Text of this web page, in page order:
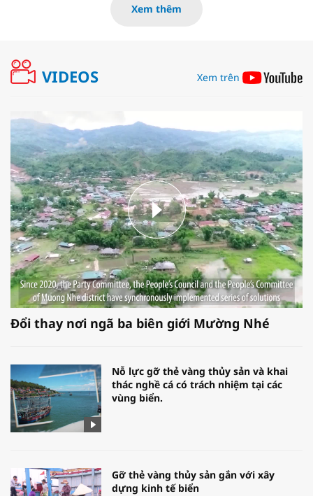
Xem thêm
VIDEOS Xem trên
Đổi thay nơi ngã ba biên giới Mường Nhé
Nỗ lực gỡ thẻ vàng thủy sản và khai
thác nghề cá có trách nhiệm tại các
vùng biển.
Gỡ thẻ vàng thủy sản gắn với xây
dựng kinh tế biển